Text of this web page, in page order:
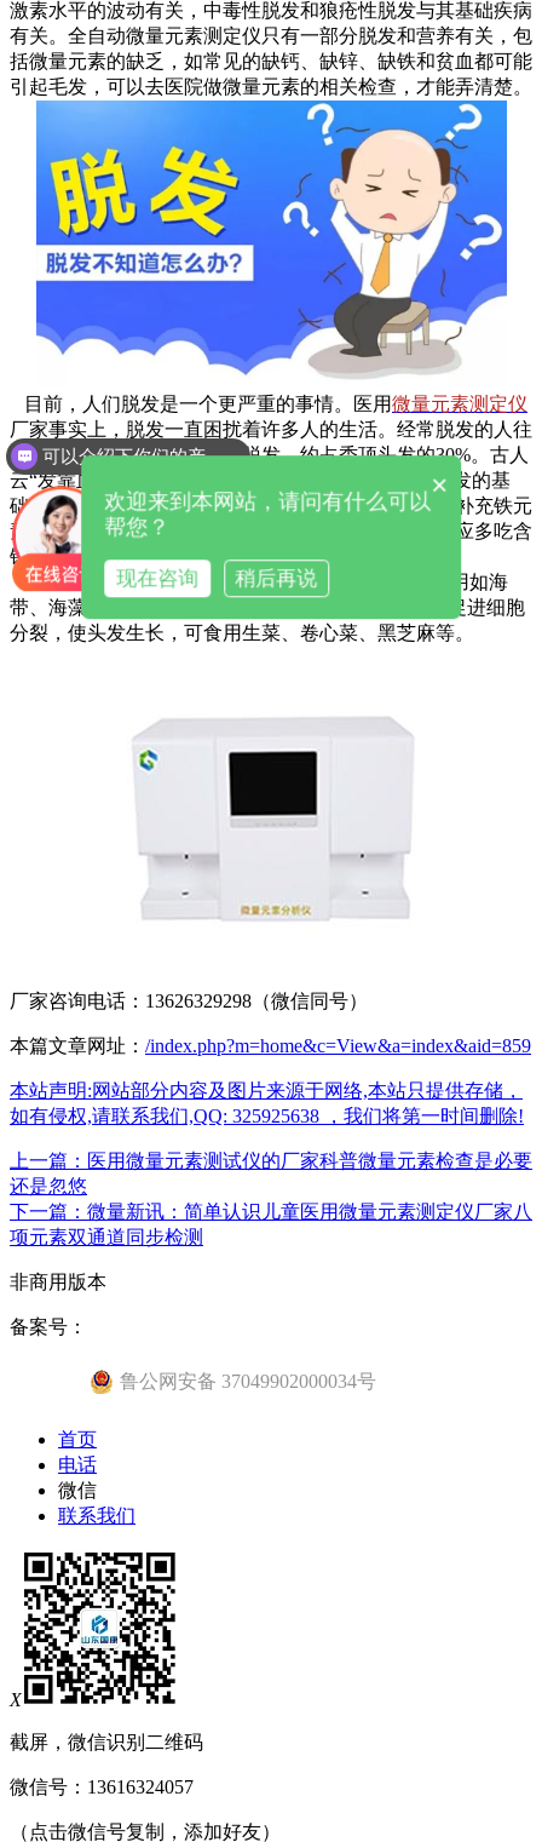
激素水平的波动有关，中毒性脱发和狼疮性脱发与其基础疾病
有关。全自动微量元素测定仪只有一部分脱发和营养有关，包
括微量元素的缺乏，如常见的缺钙、缺锌、缺铁和贫血都可能
引起毛发，可以去医院做微量元素的相关检查，才能弄清楚。
目前，人们脱发是一个更严重的事情。医用微量元素测定仪
厂家事实上，脱发一直困扰着许多人的生活。经常脱发的人往
往是缺铁，而缺铁也会导致脱发，约占秃顶头发的30%。古人
云“发靠血养”。铁是血红蛋白的主要成分，血液是护发的基
础。因此，为了使头发更健康，有必要在你的饮食中补充铁元
素。人体微量元素测定仪厂家脱发由于缺铁性贫血，应多吃含
铁丰富的食物。
头发有光泽和甲状腺分泌有关，头发质量差可多食用如海
带、海藻、牡蛎等食物。维生素E能抗头发质老化，促进细胞
分裂，使头发生长，可食用生菜、卷心菜、黑芝麻等。
厂家咨询电话：13626329298（微信同号）
本篇文章网址： /index.php?m=home&c=View&a=index&aid=859
本站声明:网站部分内容及图片来源于网络,本站只提供存储，
如有侵权,请联系我们,QQ: 325925638 ，我们将第一时间删除!
上一篇：医用微量元素测试仪的厂家科普微量元素检查是必要
还是忽悠
下一篇：微量新讯：简单认识儿童医用微量元素测定仪厂家八
项元素双通道同步检测
非商用版本
备案号：
鲁公网安备 37049902000034号
首页
电话
微信
联系我们
X
截屏，微信识别二维码
微信号： 13616324057
（点击微信号复制，添加好友）
你们是怎么收费的呢
×
欢迎来到本网站，请问有什么可以
帮您？
现在咨询 稍后再说